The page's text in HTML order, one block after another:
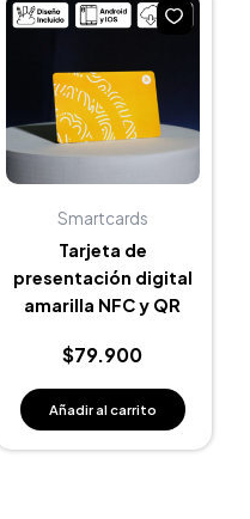
Smartcards
Tarjeta de
presentación digital
amarilla NFC y QR
$79.900
Añadir al carrito